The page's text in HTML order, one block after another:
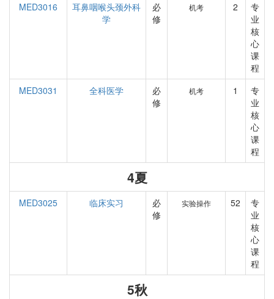
MED3016
耳鼻咽喉头颈外科
学
必
修
机考 2
专
业
核
心
课
程
MED3031
全科医学
必
修
机考 1
专
业
核
心
课
程
4夏
MED3025 临床实习
必
修
实验操作 52
专
业
核
心
课
程
5秋